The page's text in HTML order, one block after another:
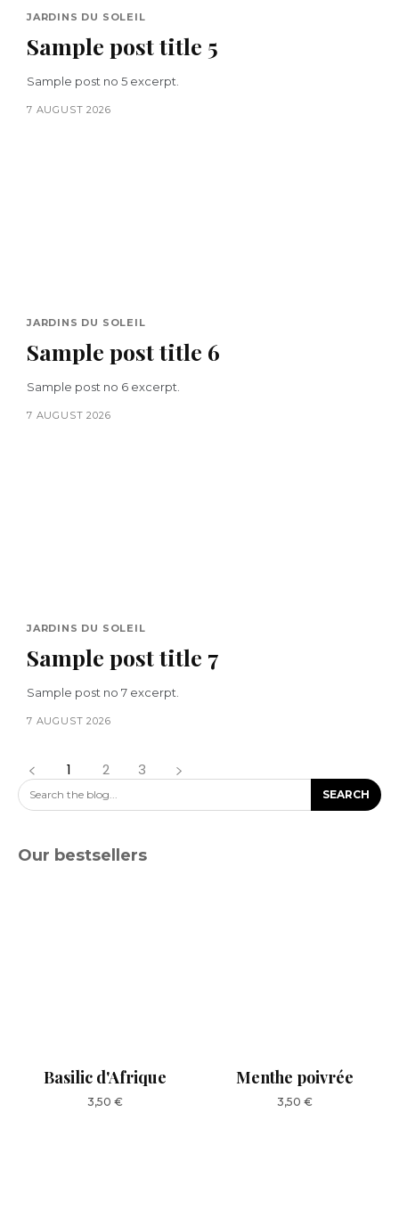
JARDINS DU SOLEIL
Sample post title 5
Sample post no 5 excerpt.
7 AUGUST 2026
JARDINS DU SOLEIL
Sample post title 6
Sample post no 6 excerpt.
7 AUGUST 2026
JARDINS DU SOLEIL
Sample post title 7
Sample post no 7 excerpt.
7 AUGUST 2026
1 2 3
Search the blog... SEARCH
Our bestsellers
Basilic d'Afrique
3,50 €
Menthe poivrée
3,50 €